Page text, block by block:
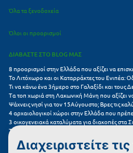
Ψαθόπυργος
Όλα τα ξενοδοχεία
Όλοι οι προορισμοί
ΔΙΑΒΑΣΤΕ ΣΤΟ BLOG ΜΑΣ
8 προορισμοί στην Ελλάδα που αξίζει να
Το Λιτόχωρο και οι Καταρράκτες του Ενιπέα:
Τι να κάνω ένα 3ήμερο στο Γαλαξίδι και τους
Τα τοπ χωριά στη Λακωνική Μάνη που αξίζει
Ψάχνεις νησί για τον 15Αύγουστο; Βρες τις
4 αρχαιολογικοί χώροι στην Ελλάδα που
3 οικογενειακά καταλύματα για διακοπές στα
Τα 11 καλύτερα καλοκαιρινά resorts στην
7 μικρά ελληνικά νησιά για αξέχαστες
5+1 ινσταγκραμικές παραλίες στην Ελλάδα